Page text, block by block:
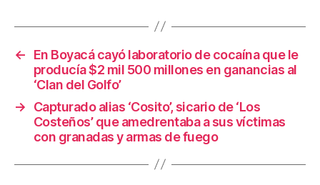
o
o
k
tir
←
En Boyacá cayó laboratorio de cocaína que le
producía $2 mil 500 millones en ganancias al
‘Clan del Golfo’
→
Capturado alias ‘Cosito’, sicario de ‘Los
Costeños’ que amedrentaba a sus víctimas
con granadas y armas de fuego